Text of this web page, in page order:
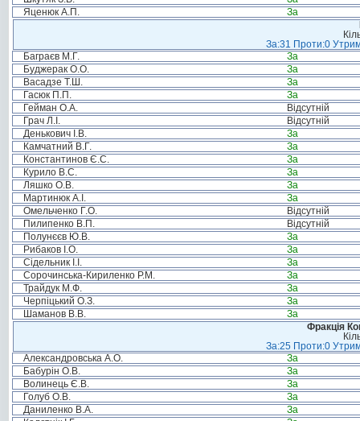
Яценюк А.П.
За
За:31 Проти:0
Баграєв М.Г.
За
Буджерак О.О.
За
Васадзе Т.Ш.
За
Гасюк П.П.
За
Гейман О.А.
Відсутній
Грач Л.І.
Відсутній
Денькович І.В.
За
Камчатний В.Г.
За
Константинов Є.С.
За
Курило В.С.
За
Ляшко О.В.
За
Мартинюк А.І.
За
Омельченко Г.О.
Відсутній
Пилипенко В.П.
Відсутній
Полунєєв Ю.В.
За
Рибаков І.О.
За
Сідельник І.І.
За
Сорочинська-Кириленко Р.М.
За
Трайдук М.Ф.
За
Черпіцький О.З.
За
Шаманов В.В.
За
Фракція
За:25 Проти:0
Александровська А.О.
За
Бабурін О.В.
За
Волинець Є.В.
За
Голуб О.В.
За
Даниленко В.А.
За